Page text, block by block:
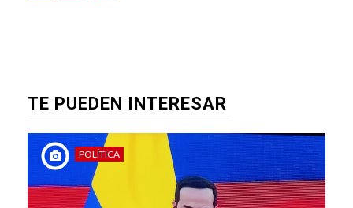
TE PUEDEN INTERESAR
POLÍTICA